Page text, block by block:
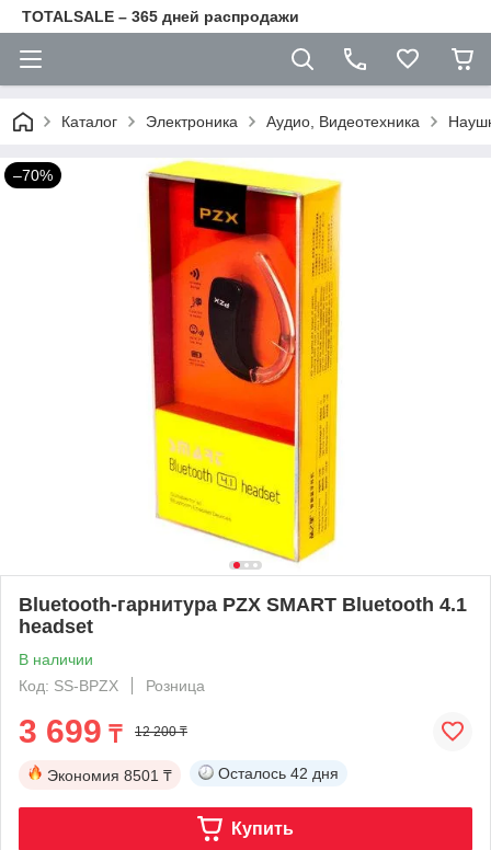
TOTALSALE – 365 дней распродажи
Каталог Электроника Аудио, Видеотехника
–70%
Bluetooth-гарнитура PZX SMART Bluetooth 4.1
headset
В наличии
Код: SS-BPZX
Розница
3 699 ₸ 12 200 ₸
Экономия 8501 ₸ Осталось 42 дня
Купить